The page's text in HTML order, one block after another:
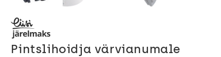
Pintslihoidja värvianumale